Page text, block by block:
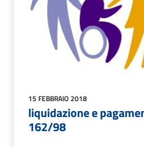
15 FEBBRAIO 2018
liquidazione e
162/98